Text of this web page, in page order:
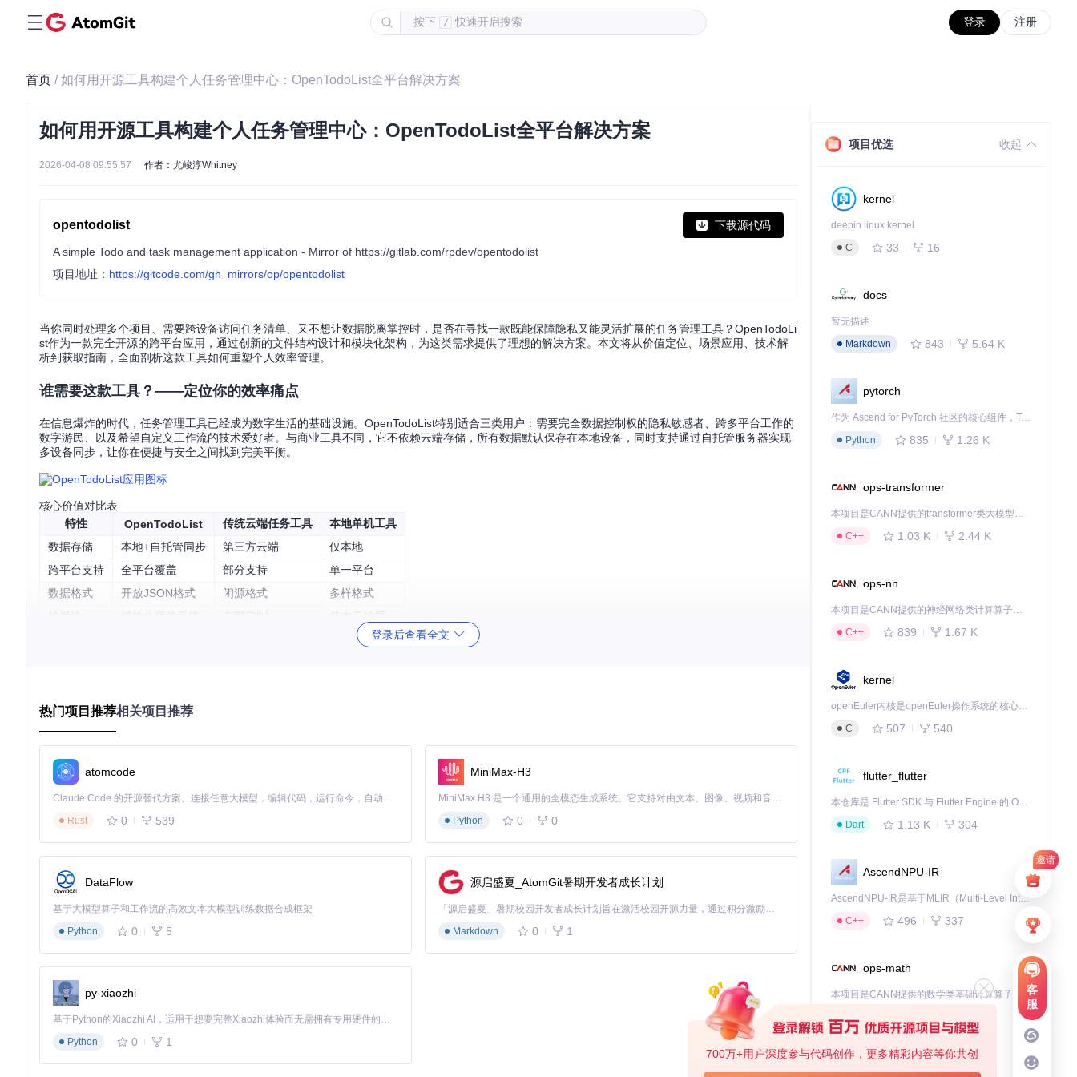
按下 / 快速开启搜索 登录 注册
邀请
客
服
700万+用户深度参与代码创作，更多精彩内容等你共创
首页 / 如何用开源工具构建个人任务管理中心：OpenTodoList全平台解决方案
如何用开源工具构建个人任务管理中心：OpenTodoList全平台解决方案
2026-04-08 09:55:57 作者：尤峻淳Whitney
opentodolist 下载源代码
A simple Todo and task management application - Mirror of https://gitlab.com/rpdev/opentodolist
项目地址： https://gitcode.com/gh_mirrors/op/opentodolist
当你同时处理多个项目、需要跨设备访问任务清单、又不想让数据脱离掌控时，是否在寻找一款既能保障隐私又能灵活扩展的任务管理工具？OpenTodoLi
st作为一款完全开源的跨平台应用，通过创新的文件结构设计和模块化架构，为这类需求提供了理想的解决方案。本文将从价值定位、场景应用、技术解
析到获取指南，全面剖析这款工具如何重塑个人效率管理。
谁需要这款工具？——定位你的效率痛点
在信息爆炸的时代，任务管理工具已经成为数字生活的基础设施。OpenTodoList特别适合三类用户：需要完全数据控制权的隐私敏感者、跨多平台工作的
数字游民、以及希望自定义工作流的技术爱好者。与商业工具不同，它不依赖云端存储，所有数据默认保存在本地设备，同时支持通过自托管服务器实现
多设备同步，让你在便捷与安全之间找到完美平衡。
核心价值对比表
特性
OpenTodoList 传统云端任务工具
本地单机工具
数据存储
本地+自托管同步 第三方云端
仅本地
跨平台支持
全平台覆盖 部分支持
单一平台
数据格式
开放JSON格式 闭源格式
多样格式
高但同步困难
构建安全的数据堡垒
当你处理包含敏感信息的任务时，数据安全成为首要考量。OpenTodoList采用本地优先的存储策略，所有任务数据以独立文件形式保存在设备中。对于需
要跨设备同步的场景，你可以选择NextCloud、ownCloud或WebDAV服务器自行托管，确保数据不经过第三方服务器。这种"本地存储+自托管同步"的双重
架构，特别适合处理工作项目、财务规划等敏感任务。
想象这样一个场景：在办公室电脑上创建的项目任务，需要在通勤途中用手机继续编辑，回家后在平板上查看进度。OpenTodoList的全平台特性让这一流
文件友好型设计，所有任务条目以标准JSON格式存储，即使不使用官方客户端，也能通过第三方工具访问和编辑数据。
定制个性化任务管理系统
不同用户有不同的任务组织习惯。学生可能需要按课程分类任务，职场人士可能更关注项目进度，自由职业者则需要灵活的时间管理。OpenTodoList的库
文件结构允许你创建多个独立分类库，每个库可以设置不同的同步策略和显示方式。通过标签系统和自定义重复规则，你可以构建完全符合个人工作习惯
的任务管理系统。
模块化设计揭秘
OpenTodoList采用清晰的分层架构，将核心功能与用户界面分离。核心数据模型定义在lib/datamodel/目录，包含了任务、笔记、待办事项等基础实体的
实现。同步功能通过lib/sync/模块实现，支持多种服务协议。这种模块化设计不仅保证了代码的可维护性，也为第三方扩展提供了可能。
登录后查看全文
热门项目推荐相关项目推荐
atomcode
Claude Code 的开源替代方案。连接任意大模型，编辑代码，运行命令，自动验证 — 全自动执行。用 Rust 构建，极致性能。 ｜ An open-source alternative to Claude Code. Connect any LLM, edit code, run commands, and verify changes — autonomously. Built in Rust for speed. Get Started
Rust
0 539
MiniMax-H3
MiniMax H3 是一个通用的全模态生成系统。它支持对由文本、图像、视频和音频组成的多模态上下文进行统一理解，并能生成分辨率高达 2K、时长可达 15 秒的带原生立体声音频的视频。得益于面向任务泛化的系统设计，H3 在预训练阶段就已具备广泛的多模态上下文理解与生成能力，能够出色地执行复杂的多模态指令。
Python
0 0
DataFlow
基于大模型算子和工作流的高效文本大模型训练数据合成框架
Python
0 5
源启盛夏_AtomGit暑期开发者成长计划
「源启盛夏」暑期校园开发者成长计划旨在激活校园开源力量，通过积分激励、认证扶持、资源倾斜等形式，引导高校组织和开发者完成「入驻 — 建项目 — 做贡献 — 获认证 — 得资源」的完整闭环。无论你是想带领社团入驻平台的组织者，还是希望用代码贡献证明自己的开发者，都能在这里找到属于你的成长路径。
Markdown
0 1
py-xiaozhi
基于Python的Xiaozhi AI，适用于想要完整Xiaozhi体验而无需拥有专用硬件的用户。
Python
0 1
项目优选 收起
kernel
deepin linux kernel
C
33 16
docs
暂无描述
Markdown
843 5.64 K
pytorch
作为 Ascend for PyTorch 社区的核心组件，TorchNPU 是昇腾专为 PyTorch 打造的深度学习适配插件，使 PyTorch 框架能够直接调用昇腾 NPU，为开发者提供昇腾 AI 处理器的超强算力。
Python
835 1.26 K
ops-transformer
本项目是CANN提供的transformer类大模型算子库，实现网络在NPU上加速计算。
C++
1.03 K 2.44 K
ops-nn
本项目是CANN提供的神经网络类计算算子库，实现网络在NPU上加速计算。
C++
839 1.67 K
kernel
openEuler内核是openEuler操作系统的核心，既是系统性能与稳定性的基石，也是连接处理器、设备与服务的桥梁。
C
507 540
flutter_flutter
本仓库是 Flutter SDK 与 Flutter Engine 的 OpenHarmony 适配版本，由 CPF-Flutter 团队维护。开发者可使用熟悉的 Flutter 技术栈开发 OpenHarmony 应用，3.35.7 及以后的适配版本可基于本仓库源码构建支持 OpenHarmony 的 Flutter Engine。
Dart
1.13 K 304
AscendNPU-IR
AscendNPU-IR是基于MLIR（Multi-Level Intermediate Representation）构建的，面向昇腾亲和算子编译时使用的中间表示，提供昇腾完备表达能力，通过编译优化提升昇腾AI处理器计算效率，支持通过生态框架使能昇腾AI处理器与深度调优
C++
496 337
ops-math
C++
jiuwenswarm